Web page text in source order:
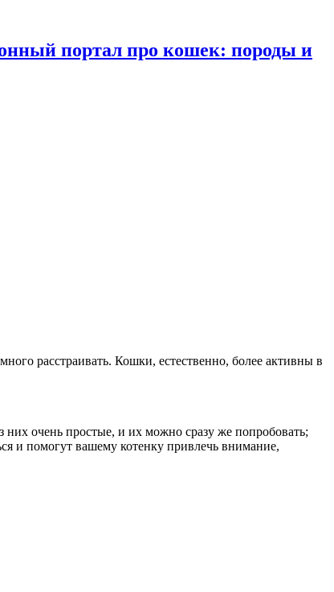
портал про кошек: породы и
расстраивать. Кошки, естественно, более активны в
них очень простые, и их можно сразу же попробовать;
и помогут вашему котенку привлечь внимание,